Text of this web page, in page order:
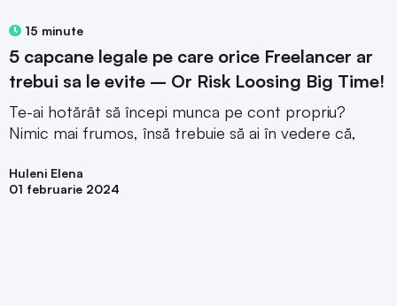
15 minute
5 capcane legale pe care orice Freelancer ar
trebui sa le evite – Or Risk Loosing Big Time!
Te-ai hotărât să începi munca pe cont propriu?
Nimic mai frumos, însă trebuie să ai în vedere că,
Huleni Elena
01 februarie 2024